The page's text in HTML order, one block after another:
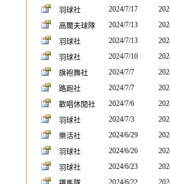
羽球社
2024/7/17
高爾夫球隊
2024/7/13
羽球社
2024/7/13
羽球社
2024/7/10
旗袍舞社
2024/7/7
路跑社
2024/7/7
歡唱休閒社
2024/7/6
羽球社
2024/7/3
樂活社
2024/6/29
羽球社
2024/6/26
羽球社
2024/6/23
2024/6/22